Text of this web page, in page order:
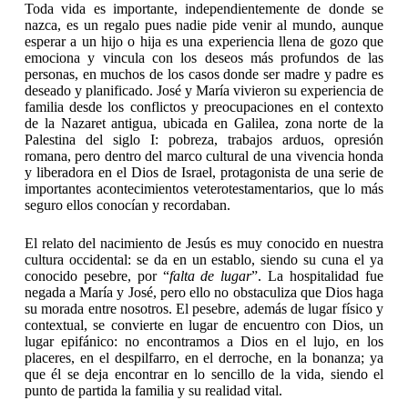
Toda vida es importante, independientemente de donde se
nazca, es un regalo pues nadie pide venir al mundo, aunque
esperar a un hijo o hija es una experiencia llena de gozo que
emociona y vincula con los deseos más profundos de las
personas, en muchos de los casos donde ser madre y padre es
deseado y planificado. José y María vivieron su experiencia de
familia desde los conflictos y preocupaciones en el contexto
de la Nazaret antigua, ubicada en Galilea, zona norte de la
Palestina del siglo I: pobreza, trabajos arduos, opresión
romana, pero dentro del marco cultural de una vivencia honda
y liberadora en el Dios de Israel, protagonista de una serie de
importantes acontecimientos veterotestamentarios, que lo más
seguro ellos conocían y recordaban.
El relato del nacimiento de Jesús es muy conocido en nuestra
cultura occidental: se da en un establo, siendo su cuna el ya
conocido pesebre, por “falta de lugar”. La hospitalidad fue
negada a María y José, pero ello no obstaculiza que Dios haga
su morada entre nosotros. El pesebre, además de lugar físico y
contextual, se convierte en lugar de encuentro con Dios, un
lugar epifánico: no encontramos a Dios en el lujo, en los
placeres, en el despilfarro, en el derroche, en la bonanza; ya
que él se deja encontrar en lo sencillo de la vida, siendo el
punto de partida la familia y su realidad vital.